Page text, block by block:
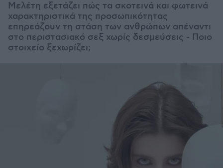
Μελέτη εξετάζει πώς τα σκοτεινά και φωτεινά
χαρακτηριστικά της προσωπικότητας
επηρεάζουν τη στάση των ανθρώπων απέναντι
στο περιστασιακό σεξ χωρίς δεσμεύσεις - Ποιο
στοιχείο ξεχωρίζει;